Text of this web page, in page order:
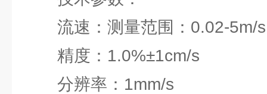
流速：测量范围：0.02-5m/s
精度：1.0%±1cm/s
分辨率：1mm/s